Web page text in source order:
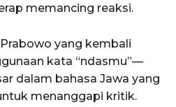
memancing reaksi.
yang kembali
kata “ndasmu”—
dalam bahasa Jawa yang
menanggapi kritik.